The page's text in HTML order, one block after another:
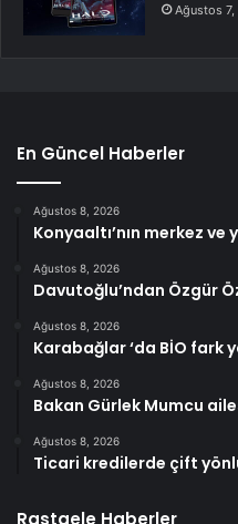
Ağustos
En Güncel Haberler
Ağustos 8, 2026
Konyaaltı’nın merkez
Ağustos 8, 2026
Davutoğlu’ndan Özgür
Ağustos 8, 2026
Karabağlar ‘da BİO fark
Ağustos 8, 2026
Bakan Gürlek Mumcu
Ağustos 8, 2026
Ticari kredilerde çift
Rastgele Haberler